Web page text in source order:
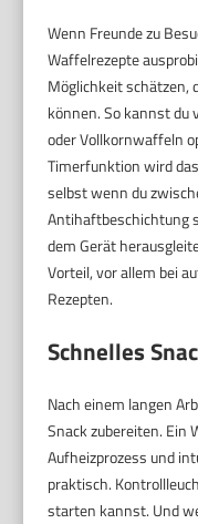
Wenn Freunde zu
Waffelrezepte
Möglichkeit schätzen,
können. So kannst du
oder Vollkornwaffeln
Timerfunktion wird
selbst wenn du
Antihaftbeschichtung
dem Gerät
Vorteil, vor allem bei
Rezepten.
Schnelles
Nach einem langen
Snack zubereiten. Ein
Aufheizprozess und
praktisch.
starten kannst. Und